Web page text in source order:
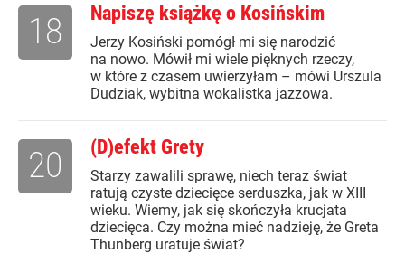
Napiszę książkę o Kosińskim
Jerzy Kosiński pomógł mi się narodzić
na nowo. Mówił mi wiele pięknych rzeczy,
w które z czasem uwierzyłam – mówi Urszula
Dudziak, wybitna wokalistka jazzowa.
18
(D)efekt Grety
Starzy zawalili sprawę, niech teraz świat
ratują czyste dziecięce serduszka, jak w XIII
wieku. Wiemy, jak się skończyła krucjata
dziecięca. Czy można mieć nadzieję, że Greta
Thunberg uratuje świat?
20